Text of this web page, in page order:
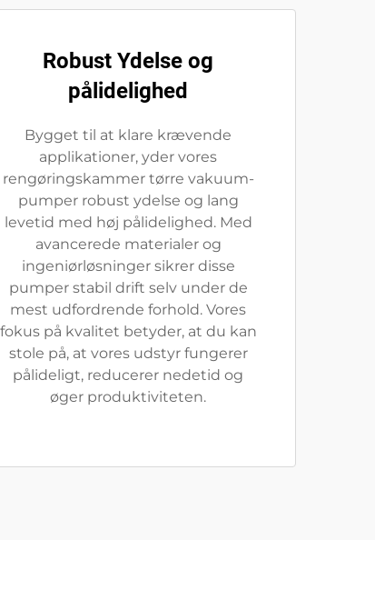
Robust Ydelse og
pålidelighed
Bygget til at klare krævende
applikationer, yder vores
rengøringskammer tørre vakuum-
pumper robust ydelse og lang
levetid med høj pålidelighed. Med
avancerede materialer og
ingeniørløsninger sikrer disse
pumper stabil drift selv under de
mest udfordrende forhold. Vores
fokus på kvalitet betyder, at du kan
stole på, at vores udstyr fungerer
pålideligt, reducerer nedetid og
øger produktiviteten.